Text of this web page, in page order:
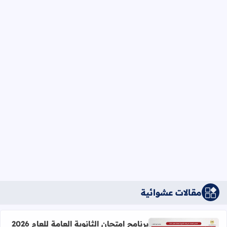
مقالات عشوائية
برنامج امتحان الثانوية العامة للعام 2026